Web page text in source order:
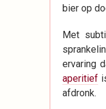
bier op
Met
ervaring
aperitief
afdronk.